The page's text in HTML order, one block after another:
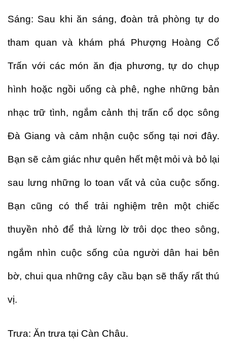
Sáng: Sau khi ăn sáng, đoàn trả phòng tự do
tham quan và khám phá Phượng Hoàng Cổ
Trấn với các món ăn địa phương, tự do chụp
hình hoặc ngồi uống cà phê, nghe những bản
nhạc trữ tình, ngắm cảnh thị trấn cổ dọc sông
Đà Giang và cảm nhận cuộc sống tại nơi đây.
Bạn sẽ cảm giác như quên hết mệt mỏi và bỏ lại
sau lưng những lo toan vất vả của cuộc sống.
Bạn cũng có thể trải nghiệm trên một chiếc
thuyền nhỏ để thả lừng lờ trôi dọc theo sông,
ngắm nhìn cuộc sống của người dân hai bên
bờ, chui qua những cây cầu bạn sẽ thấy rất thú
vị.
Trưa: Ăn trưa tại Càn Châu.